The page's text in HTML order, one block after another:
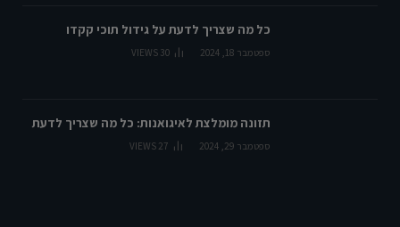
כל מה שצריך לדעת על גידול תוכי קקדו
ספטמבר 18, 2024 30
VIEWS
תזונה מומלצת לאיגואנות: כל מה שצריך לדעת
ספטמבר 29, 2024 27
VIEWS